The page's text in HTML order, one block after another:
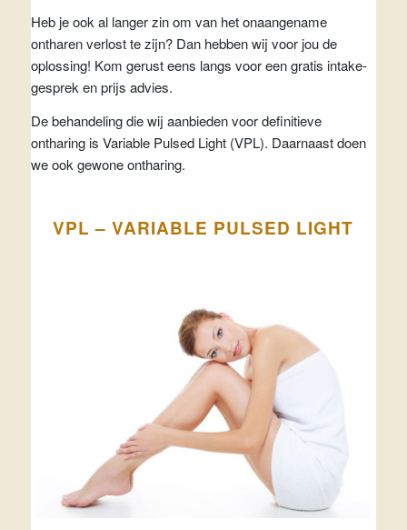
Heb je ook al langer zin om van het onaangename
ontharen verlost te zijn? Dan hebben wij voor jou de
oplossing! Kom gerust eens langs voor een gratis intake-
gesprek en prijs advies.
De behandeling die wij aanbieden voor definitieve
ontharing is Variable Pulsed Light (VPL). Daarnaast doen
we ook gewone ontharing.
VPL – VARIABLE PULSED LIGHT